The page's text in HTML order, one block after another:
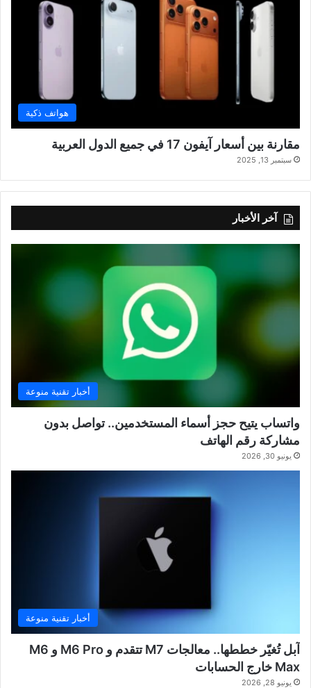
هواتف ذكية
مقارنة بين أسعار آيفون 17 في جميع الدول العربية
سبتمبر 13, 2025
آخر الأخبار
أخبار تقنية منوعة
واتساب يتيح حجز أسماء المستخدمين.. تواصل بدون
مشاركة رقم الهاتف
يونيو 30, 2026
أخبار تقنية منوعة
آبل تُغيّر خططها.. معالجات M7 تتقدم و M6 Pro و M6
Max خارج الحسابات
يونيو 28, 2026